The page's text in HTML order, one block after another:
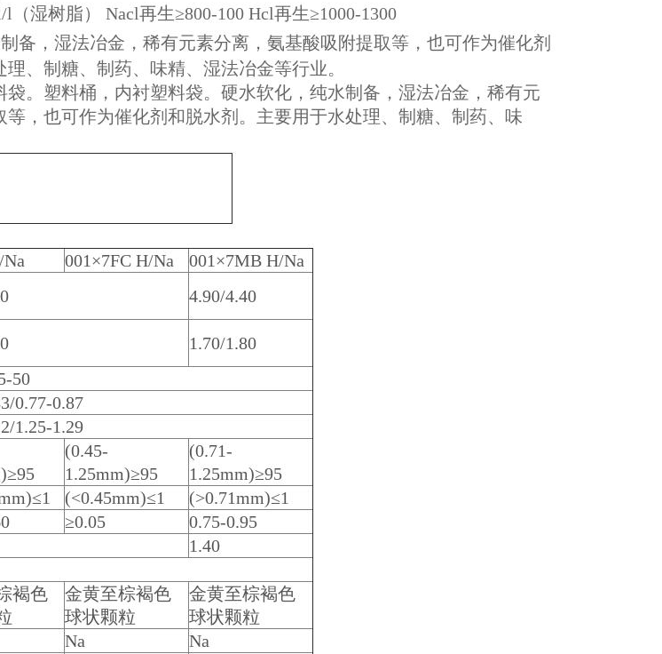
（湿树脂） Nacl再生≥800-100 Hcl再生≥1000-1300
备，湿法冶金，稀有元素分离，氨基酸吸附提取等，也可作为催化剂
、制糖、制药、味精、湿法冶金等行业。
。塑料桶，内衬塑料袋。硬水软化，纯水制备，湿法冶金，稀有元
，也可作为催化剂和脱水剂。主要用于水处理、制糖、制药、味
001×7FC H/Na
001×7MB H/Na
4.90/4.40
1.70/1.80
50
0.77-0.87
1.25-1.29
(0.45-
1.25mm)≥95
(0.71-
1.25mm)≥95
(<0.45mm)≤1
(>0.71mm)≤1
≥0.05
0.75-0.95
1.40
褐色
金黄至棕褐色
球状颗粒
金黄至棕褐色
球状颗粒
Na
Na